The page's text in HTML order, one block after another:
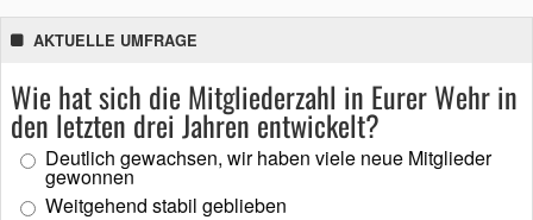
AKTUELLE UMFRAGE
Wie hat sich die Mitgliederzahl in Eurer Wehr in
den letzten drei Jahren entwickelt?
Deutlich gewachsen, wir haben viele neue Mitglieder
gewonnen
Weitgehend stabil geblieben